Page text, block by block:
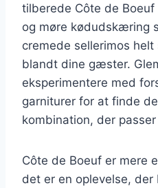
tilberede Côte de
og møre kødudskæring
cremede sellerimos
blandt dine gæster.
eksperimentere med
garniturer for at finde
kombination, der
Côte de Boeuf er mere
det er en oplevelse, der